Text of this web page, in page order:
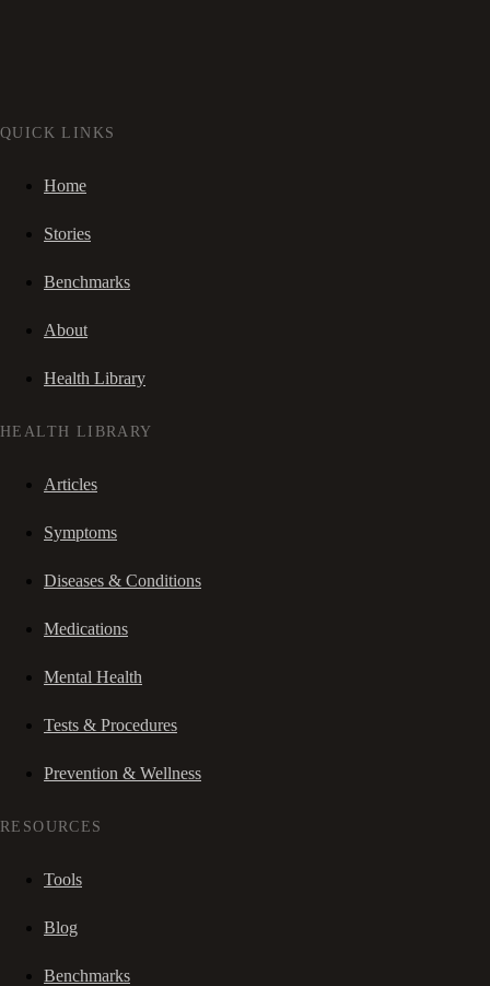
QUICK LINKS
Home
Stories
Benchmarks
About
Health Library
HEALTH LIBRARY
Articles
Symptoms
Diseases & Conditions
Medications
Mental Health
Tests & Procedures
Prevention & Wellness
RESOURCES
Tools
Blog
Benchmarks